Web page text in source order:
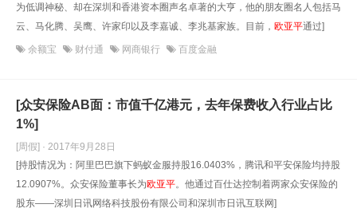
为低调神秘、却在深圳和香港资本圈声名卓著的大亨，他的朋友圈名人包括马
云、马化腾、吴鹰、许家印以及李嘉诚、李兆基家族。目前， 欧亚平通过]
余额宝 财付通 网商银行 百度金融
[众安保险AB面：市值千亿港元，去年保费收入行业占比
1%]
[周假] · 2017年9月28日
[持股情况为：阿里巴巴旗下蚂蚁金服持股16.0403%，腾讯和平安保险均持股
12.0907%。众安保险董事长为欧亚平。他通过百仕达控制着两家众安保险的
股东——深圳日讯网络科技股份有限公司和深圳市日讯互联网]